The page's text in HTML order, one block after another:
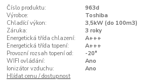
Číslo produktu:
963d
Výrobce:
Toshiba
Chladící výkon:
3,5kW (do 100m3)
Záruka:
3 roky
Energetická třída chlazení:
A+++
Energetická třída topení:
A+++
Provozní rozsah topení od:
-20°
WIFI ovládání:
Ano
Ionizátor vzduchu:
Ano
Hlídat cenu / dostupnost